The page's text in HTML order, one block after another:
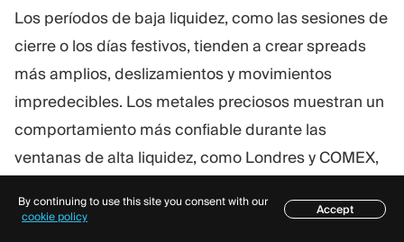
Los períodos de baja liquidez, como las sesiones de
cierre o los días festivos, tienden a crear spreads
más amplios, deslizamientos y movimientos
impredecibles. Los metales preciosos muestran un
comportamiento más confiable durante las
ventanas de alta liquidez, como Londres y COMEX,
ejecución es más eficiente.
Índice
By continuing to use this site you consent with our
cookie policy
Accept